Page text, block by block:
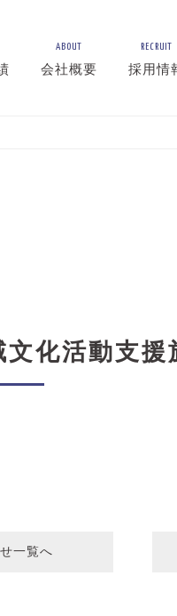
ABOUT
会社概要
RECRUIT
採用情
化活動支援
一覧へ